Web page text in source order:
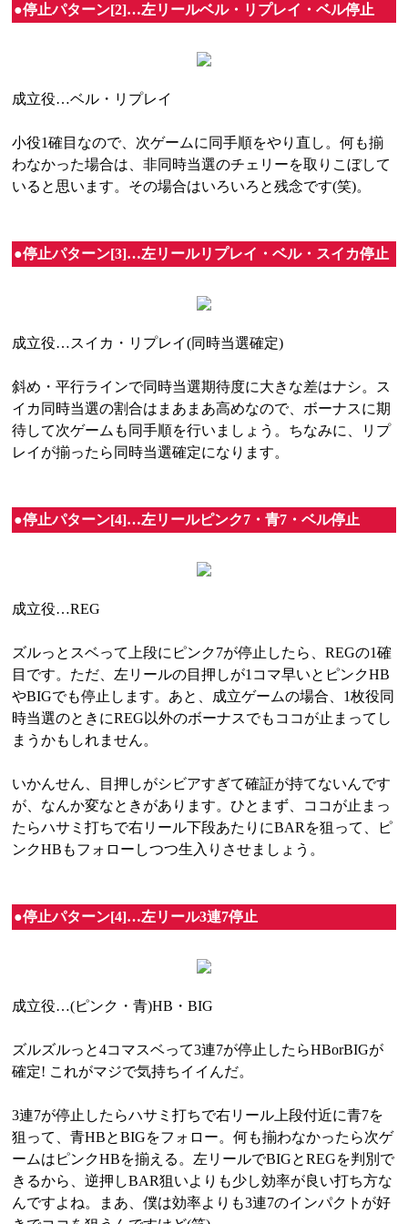
●停止パターン[2]…左リールベル・リプレイ・ベル停止
成立役…ベル・リプレイ
小役1確目なので、次ゲームに同手順をやり直し。何も揃
わなかった場合は、非同時当選のチェリーを取りこぼして
いると思います。その場合はいろいろと残念です(笑)。
●停止パターン[3]…左リールリプレイ・ベル・スイカ停止
成立役…スイカ・リプレイ(同時当選確定)
斜め・平行ラインで同時当選期待度に大きな差はナシ。ス
イカ同時当選の割合はまあまあ高めなので、ボーナスに期
待して次ゲームも同手順を行いましょう。ちなみに、リプ
レイが揃ったら同時当選確定になります。
●停止パターン[4]…左リールピンク7・青7・ベル停止
成立役…REG
ズルっとスベって上段にピンク7が停止したら、REGの1確
目です。ただ、左リールの目押しが1コマ早いとピンクHB
やBIGでも停止します。あと、成立ゲームの場合、1枚役同
時当選のときにREG以外のボーナスでもココが止まってし
まうかもしれません。
いかんせん、目押しがシビアすぎて確証が持てないんです
が、なんか変なときがあります。ひとまず、ココが止まっ
たらハサミ打ちで右リール下段あたりにBARを狙って、ピ
ンクHBもフォローしつつ生入りさせましょう。
●停止パターン[4]…左リール3連7停止
成立役…(ピンク・青)HB・BIG
ズルズルっと4コマスベって3連7が停止したらHBorBIGが
確定! これがマジで気持ちイイんだ。
3連7が停止したらハサミ打ちで右リール上段付近に青7を
狙って、青HBとBIGをフォロー。何も揃わなかったら次ゲ
ームはピンクHBを揃える。左リールでBIGとREGを判別で
きるから、逆押しBAR狙いよりも少し効率が良い打ち方な
んですよね。まあ、僕は効率よりも3連7のインパクトが好